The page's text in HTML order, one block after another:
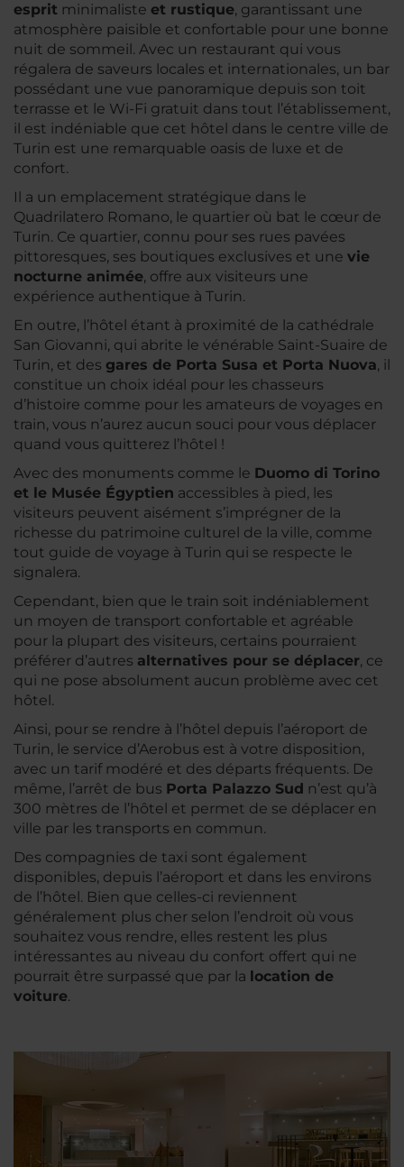
esprit minimaliste et rustique, garantissant une
atmosphère paisible et confortable pour une bonne
nuit de sommeil. Avec un restaurant qui vous
régalera de saveurs locales et internationales, un bar
possédant une vue panoramique depuis son toit
terrasse et le Wi-Fi gratuit dans tout l’établissement,
il est indéniable que cet hôtel dans le centre ville de
Turin est une remarquable oasis de luxe et de
confort.
Il a un emplacement stratégique dans le
Quadrilatero Romano, le quartier où bat le cœur de
Turin. Ce quartier, connu pour ses rues pavées
pittoresques, ses boutiques exclusives et une vie
nocturne animée, offre aux visiteurs une
expérience authentique à Turin.
En outre, l’hôtel étant à proximité de la cathédrale
San Giovanni, qui abrite le vénérable Saint-Suaire de
Turin, et des gares de Porta Susa et Porta Nuova, il
constitue un choix idéal pour les chasseurs
d’histoire comme pour les amateurs de voyages en
train, vous n’aurez aucun souci pour vous déplacer
quand vous quitterez l’hôtel !
Avec des monuments comme le Duomo di Torino
et le Musée Égyptien accessibles à pied, les
visiteurs peuvent aisément s’imprégner de la
richesse du patrimoine culturel de la ville, comme
tout guide de voyage à Turin qui se respecte le
signalera.
Cependant, bien que le train soit indéniablement
un moyen de transport confortable et agréable
pour la plupart des visiteurs, certains pourraient
préférer d’autres alternatives pour se déplacer, ce
qui ne pose absolument aucun problème avec cet
hôtel.
Ainsi, pour se rendre à l’hôtel depuis l’aéroport de
Turin, le service d’Aerobus est à votre disposition,
avec un tarif modéré et des départs fréquents. De
même, l’arrêt de bus Porta Palazzo Sud n’est qu’à
300 mètres de l’hôtel et permet de se déplacer en
ville par les transports en commun.
Des compagnies de taxi sont également
disponibles, depuis l’aéroport et dans les environs
de l’hôtel. Bien que celles-ci reviennent
généralement plus cher selon l’endroit où vous
souhaitez vous rendre, elles restent les plus
intéressantes au niveau du confort offert qui ne
pourrait être surpassé que par la location de
voiture.